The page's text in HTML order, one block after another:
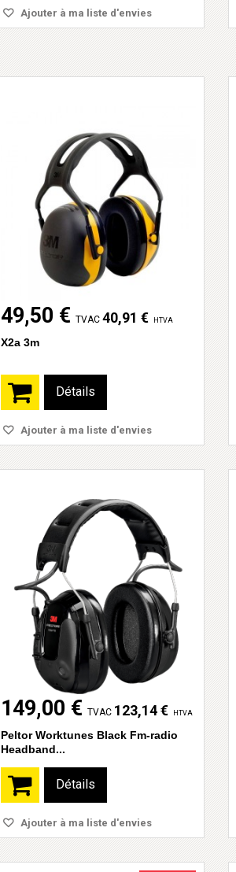
Ajouter à ma liste d'envies
49,50 € TVAC 40,91 € HTVA
X2a 3m
Détails
Ajouter à ma liste d'envies
149,00 € TVAC 123,14 € HTVA
Peltor Worktunes Black Fm-radio
Headband...
Détails
Ajouter à ma liste d'envies